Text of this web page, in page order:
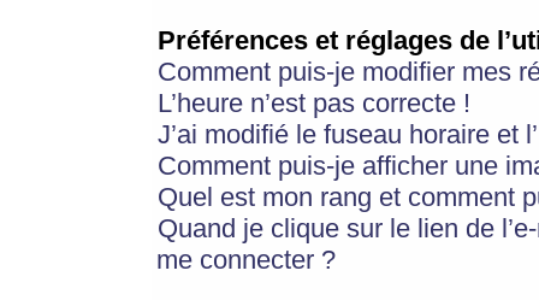
Préférences et réglages de
Comment puis-je modifier mes
L’heure n’est pas correcte !
J’ai modifié le fuseau horaire et
Comment puis-je afficher une
Quel est mon rang et comment
Quand je clique sur le lien de
me connecter ?